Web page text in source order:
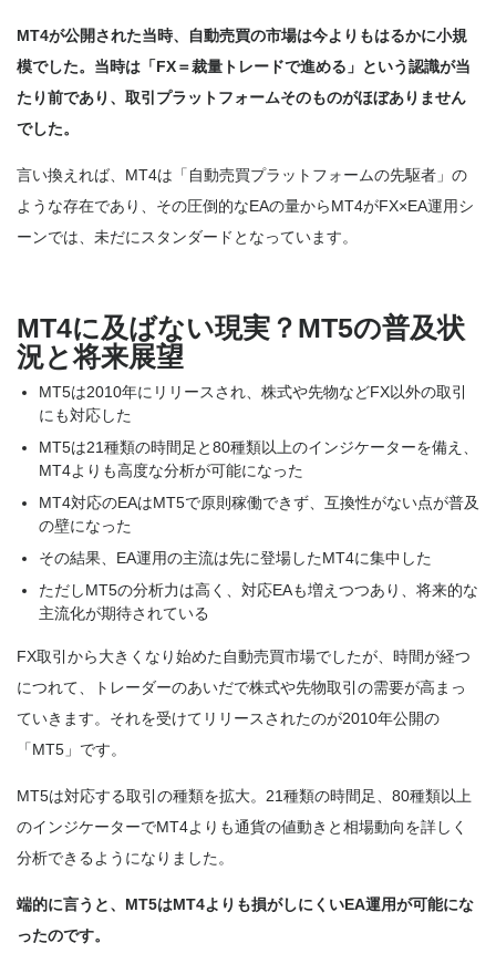
MT4が公開された当時、自動売買の市場は今よりもはるかに小規
模でした。当時は「FX＝裁量トレードで進める」という認識が当
たり前であり、取引プラットフォームそのものがほぼありません
でした。
言い換えれば、MT4は「自動売買プラットフォームの先駆者」 の
ような存在であり、 その圧倒的なEAの量からMT4がFX×EA運用シ
ーンでは、未だにスタンダードとなっています。
MT4に及ばない現実？MT5の普及状
況と将来展望
MT5は2010年にリリースされ、株式や先物などFX以外の取引
にも対応した
MT5は21種類の時間足と80種類以上のインジケーターを備え、
MT4よりも高度な分析が可能になった
MT4対応のEAはMT5で原則稼働できず、互換性がない点が普及
の壁になった
その結果、EA運用の主流は先に登場したMT4に集中した
ただしMT5の分析力は高く、対応EAも増えつつあり、将来的な
主流化が期待されている
FX取引から大きくなり始めた自動売買市場でしたが、時間が経つ
につれて、トレーダーのあいだで株式や先物取引の需要が高まっ
ていきます。それを受けてリリースされたのが2010年公開の
「MT5」です。
MT5は対応する取引の種類を拡大。21種類の時間足、80種類以上
のインジケーターでMT4よりも通貨の値動きと相場動向を詳しく
分析できるようになりました。
端的に言うと、MT5はMT4よりも損がしにくいEA運用が可能にな
ったのです。